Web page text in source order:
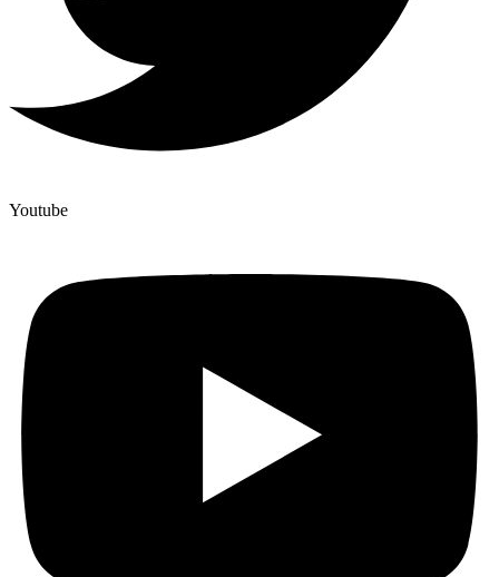
Youtube